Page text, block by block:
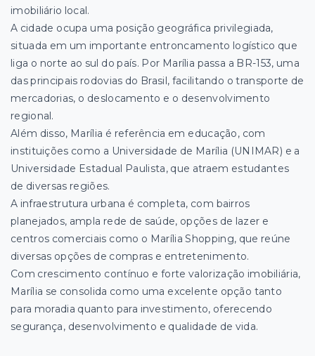
imobiliário local.
A cidade ocupa uma posição geográfica privilegiada,
situada em um importante entroncamento logístico que
liga o norte ao sul do país. Por Marília passa a BR-153, uma
das principais rodovias do Brasil, facilitando o transporte de
mercadorias, o deslocamento e o desenvolvimento
regional.
Além disso, Marília é referência em educação, com
instituições como a Universidade de Marília (UNIMAR) e a
Universidade Estadual Paulista, que atraem estudantes
de diversas regiões.
A infraestrutura urbana é completa, com bairros
planejados, ampla rede de saúde, opções de lazer e
centros comerciais como o Marília Shopping, que reúne
diversas opções de compras e entretenimento.
Com crescimento contínuo e forte valorização imobiliária,
Marília se consolida como uma excelente opção tanto
para moradia quanto para investimento, oferecendo
segurança, desenvolvimento e qualidade de vida.